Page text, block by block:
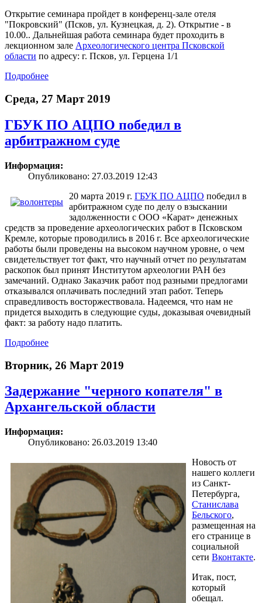
Открытие семинара пройдет в конференц-зале отеля
"Покровский" (Псков, ул. Кузнецкая, д. 2). Открытие - в
10.00.. Дальнейшая работа семинара будет проходить в
лекционном зале Археологического центра Псковской
области по адресу: г. Псков, ул. Герцена 1/1
Подробнее
Среда, 27 Март 2019
ГБУК ПО АЦПО победил в
арбитражном суде
Информация:
Опубликовано: 27.03.2019 12:43
20 марта 2019 г. ГБУК ПО АЦПО победил в
арбитражном суде по делу о взыскании
задолженности с ООО «Карат» денежных
средств за проведение археологических работ в Псковском
Кремле, которые проводились в 2016 г. Все археологические
работы были проведены на высоком научном уровне, о чем
свидетельствует тот факт, что научный отчет по результатам
раскопок был принят Институтом археологии РАН без
замечаний. Однако Заказчик работ под разными предлогами
отказывался оплачивать последний этап работ. Теперь
справедливость восторжествовала. Надеемся, что нам не
придется выходить в следующие суды, доказывая очевидный
факт: за работу надо платить.
Подробнее
Вторник, 26 Март 2019
Задержание "черного копателя" в
Архангельской области
Информация:
Опубликовано: 26.03.2019 13:40
Новость от
нашего коллеги
из Санкт-
Петербурга,
Станислава
Бельского,
размещенная на
его странице в
социальной
сети Вконтакте.
Итак, пост,
который
обещал.